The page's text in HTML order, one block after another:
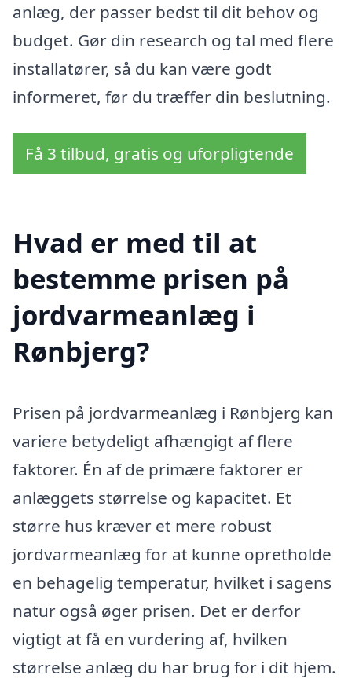
anlæg, der passer bedst til dit behov og
budget. Gør din research og tal med flere
installatører, så du kan være godt
informeret, før du træffer din beslutning.
Få 3 tilbud, gratis og uforpligtende
Hvad er med til at
bestemme prisen på
jordvarmeanlæg i
Rønbjerg?
Prisen på jordvarmeanlæg i Rønbjerg kan
variere betydeligt afhængigt af flere
faktorer. Én af de primære faktorer er
anlæggets størrelse og kapacitet. Et
større hus kræver et mere robust
jordvarmeanlæg for at kunne opretholde
en behagelig temperatur, hvilket i sagens
natur også øger prisen. Det er derfor
vigtigt at få en vurdering af, hvilken
størrelse anlæg du har brug for i dit hjem.